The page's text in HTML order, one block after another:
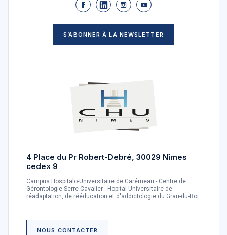
S’ABONNER À LA NEWSLETTER
4 Place du Pr Robert-Debré, 30029 Nîmes
cedex 9
Campus Hospitalo-Universitaire de Carémeau - Centre de
Gérontologie Serre Cavalier - Hopital Universitaire de
réadaptation, de rééducation et d'addictologie du Grau-du-Roi
NOUS CONTACTER